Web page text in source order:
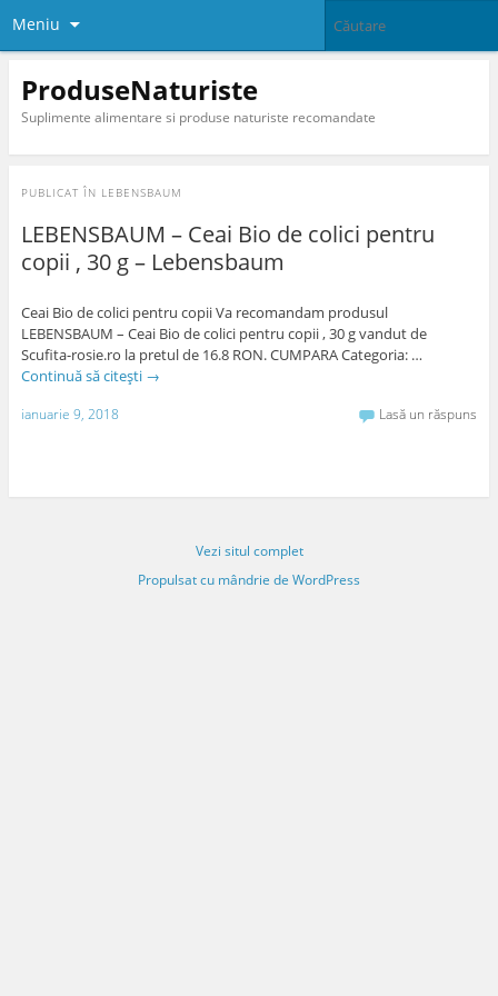
Meniu
ProduseNaturiste
Suplimente alimentare si produse naturiste recomandate
PUBLICAT ÎN LEBENSBAUM
LEBENSBAUM – Ceai Bio de colici pentru
copii , 30 g – Lebensbaum
Ceai Bio de colici pentru copii Va recomandam produsul
LEBENSBAUM – Ceai Bio de colici pentru copii , 30 g vandut de
Scufita-rosie.ro la pretul de 16.8 RON. CUMPARA Categoria: …
Continuă să citești →
ianuarie 9, 2018 Lasă un răspuns
Vezi situl complet
Propulsat cu mândrie de WordPress